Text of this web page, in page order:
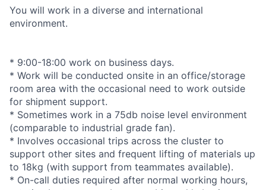
You will work in a diverse and international
environment.
* 9:00-18:00 work on business days.
* Work will be conducted onsite in an office/storage
room area with the occasional need to work outside
for shipment support.
* Sometimes work in a 75db noise level environment
(comparable to industrial grade fan).
* Involves occasional trips across the cluster to
support other sites and frequent lifting of materials up
to 18kg (with support from teammates available).
* On-call duties required after normal working hours,